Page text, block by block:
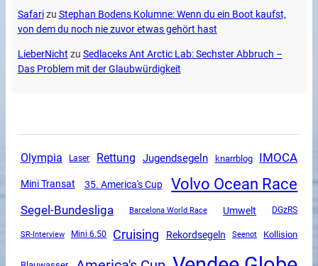
Safarizu Stephan Bodens Kolumne: Wenn du ein Boot kaufst,
von dem du noch nie zuvor etwas gehört hast
LieberNicht zu Sedlaceks Ant Arctic Lab: Sechster Abbruch –
Das Problem mit der Glaubwürdigkeit
Olympia Laser Rettung Jugendsegeln knarrblog IMOCA
Mini Transat 35. America's Cup Volvo Ocean Race
Segel-Bundesliga Barcelona World Race Umwelt DGzRS
SR-Interview Mini 6.50 Cruising Rekordsegeln Seenot Kollision